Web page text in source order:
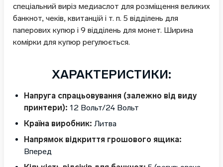
спеціальний виріз медиаслот для розміщення великих
банкнот, чеків, квитанцій і т. п. 5 відділень для
паперових купюр і 9 відділень для монет. Ширина
комірки для купюр регулюється.
ХАРАКТЕРИСТИКИ:
Напруга спрацьовування (залежно від виду
принтери): 12 Вольт/24 Вольт
Країна виробник: Литва
Напрямок відкриття грошового ящика:
Вперед